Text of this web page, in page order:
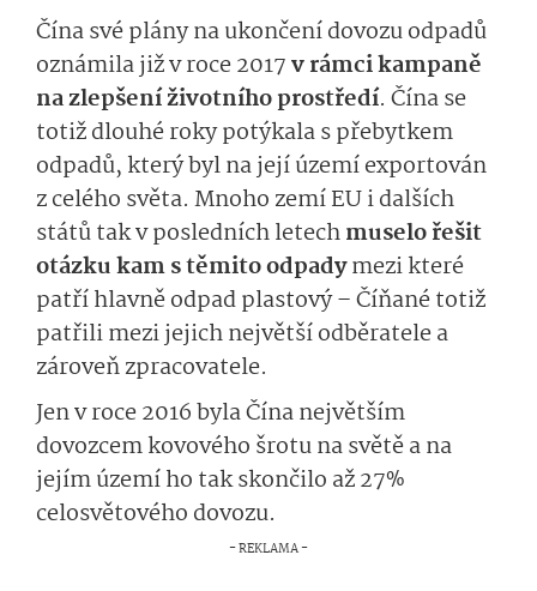
Čína své plány na ukončení dovozu odpadů
oznámila již v roce 2017v rámci kampaně
na zlepšení životního prostředí. Čína se
totiž dlouhé roky potýkala s přebytkem
odpadů, který byl na její území exportován
z celého světa. Mnoho zemí EU i dalších
států tak v posledních letechmuselo řešit
otázku kam s těmito odpadymezi které
patří hlavně odpad plastový – Číňané totiž
patřili mezi jejich největší odběratele a
zároveň zpracovatele.
Jen v roce 2016 byla Čína největším
dovozcem kovového šrotu na světě a na
jejím území ho tak skončilo až 27%
celosvětového dovozu.